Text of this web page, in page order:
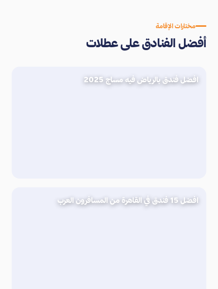
مختارات الإقامة
أفضل الفنادق على عطلات
افضل فندق بالرياض فيه مساج 2025
افضل 15 فندق في القاهرة من المسافرون العرب